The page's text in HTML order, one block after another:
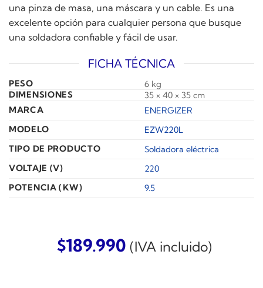
una pinza de masa, una máscara y un cable. Es una
excelente opción para cualquier persona que busque
una soldadora confiable y fácil de usar.
FICHA TÉCNICA
PESO
6 kg
DIMENSIONES
35 × 40 × 35 cm
MARCA
ENERGIZER
MODELO
EZW220L
TIPO DE PRODUCTO
Soldadora eléctrica
VOLTAJE (V)
220
POTENCIA (KW)
9.5
$189.990 (IVA incluido)